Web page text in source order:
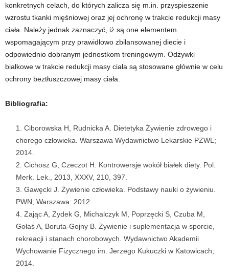
konkretnych celach, do których zalicza się m.in. przyspieszenie
wzrostu tkanki mięśniowej oraz jej ochronę w trakcie redukcji masy
ciała. Należy jednak zaznaczyć, iż są one elementem
wspomagającym przy prawidłowo zbilansowanej diecie i
odpowiednio dobranym jednostkom treningowym. Odżywki
białkowe w trakcie redukcji masy ciała są stosowane głównie w celu
ochrony beztłuszczowej masy ciała.
Bibliografia:
Ciborowska H, Rudnicka A. Dietetyka Żywienie zdrowego i
chorego człowieka. Warszawa Wydawnictwo Lekarskie PZWL;
2014.
Cichosz G, Czeczot H. Kontrowersje wokół białek diety. Pol.
Merk. Lek., 2013, XXXV, 210, 397.
Gawęcki J. Żywienie człowieka. Podstawy nauki o żywieniu.
PWN; Warszawa: 2012.
Zając A, Zydek G, Michalczyk M, Poprzęcki S, Czuba M,
Gołaś A, Boruta-Gojny B. Żywienie i suplementacja w sporcie,
rekreacji i stanach chorobowych. Wydawnictwo Akademii
Wychowanie Fizycznego im. Jerzego Kukuczki w Katowicach;
2014.